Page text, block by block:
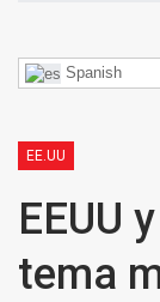
Spanish
EE.UU
EEUU
tema